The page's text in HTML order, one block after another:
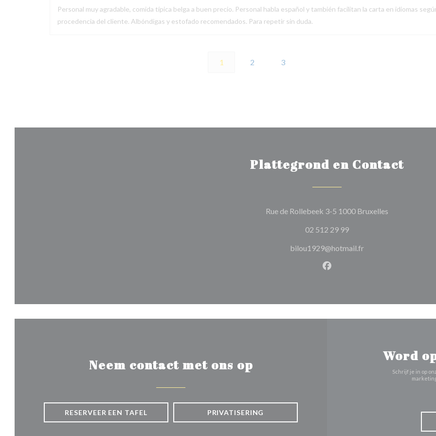
Personal muy agradable, comida típica belga a buen precio. Personal habla español y también facilitan la carta en idiomas
procedencia del cliente. Albóndigas y estofado recomendados. Para repetir sin duda.
1 2 3
Plattegrond en Contact
Rue de Rollebeek 3-5 1000 Bruxelles
02 512 29 99
bilou1929@hotmail.fr
Facebook ((opent in een
Neem contact met ons op
RESERVEER EEN TAFEL PRIVATISERING
Word
Schrijf je in op